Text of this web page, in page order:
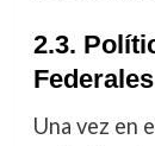
2.3.
Federales
Una vez en